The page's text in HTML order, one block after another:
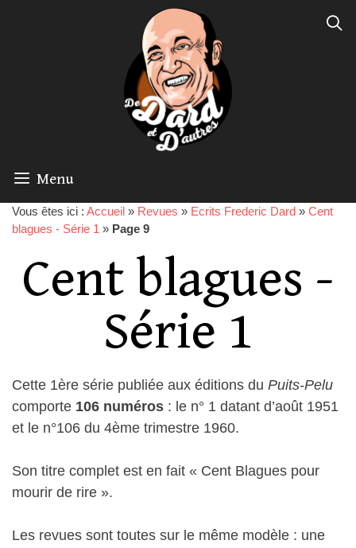
Menu
Vous êtes ici : Accueil » Revues » Ecrits Frederic Dard » Cent
blagues - Série 1 » Page 9
Cent blagues -
Série 1
Cette 1ère série publiée aux éditions du Puits-Pelu
comporte 106 numéros : le n° 1 datant d’août 1951
et le n°106 du 4ème trimestre 1960.
Son titre complet est en fait « Cent Blagues pour
mourir de rire ».
Les revues sont toutes sur le même modèle : une